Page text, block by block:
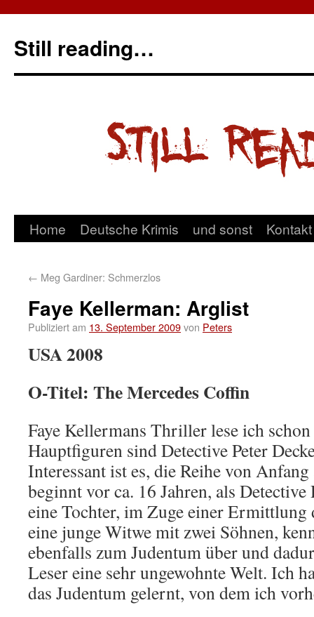
Still reading…
Home Deutsche Krimis und sonst Kontakt
← Meg Gardiner: Schmerzlos
Faye Kellerman: Arglist
Publiziert am 13. September 2009von Peters
USA 2008
O-Titel: The Mercedes Coffin
Faye Kellermans Thriller lese ich
Hauptfiguren sind Detective Peter
Interessant ist es, die Reihe von Anfang
beginnt vor ca. 16 Jahren, als Detective
eine Tochter, im Zuge einer Ermittlung
eine junge Witwe mit zwei Söhnen,
ebenfalls zum Judentum über und
Leser eine sehr ungewohnte Welt. Ich
das Judentum gelernt, von dem ich